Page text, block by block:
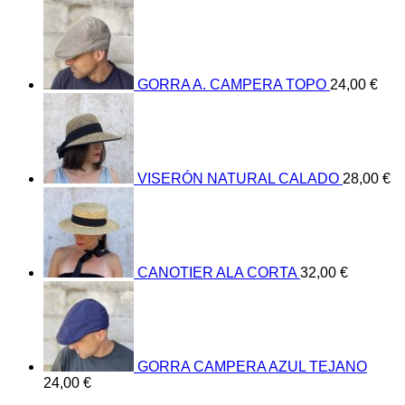
GORRA A. CAMPERA TOPO 24,00 €
VISERÓN NATURAL CALADO 28,00 €
CANOTIER ALA CORTA 32,00 €
GORRA CAMPERA AZUL TEJANO
24,00 €